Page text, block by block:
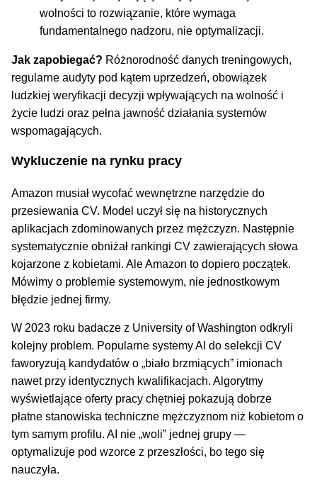
wolności to rozwiązanie, które wymaga
fundamentalnego nadzoru, nie optymalizacji.
Jak zapobiegać? Różnorodność danych treningowych,
regularne audyty pod kątem uprzedzeń, obowiązek
ludzkiej weryfikacji decyzji wpływających na wolność i
życie ludzi oraz pełna jawność działania systemów
wspomagających.
Wykluczenie na rynku pracy
Amazon musiał wycofać wewnętrzne narzędzie do
przesiewania CV. Model uczył się na historycznych
aplikacjach zdominowanych przez mężczyzn. Następnie
systematycznie obniżał rankingi CV zawierających słowa
kojarzone z kobietami. Ale Amazon to dopiero początek.
Mówimy o problemie systemowym, nie jednostkowym
błędzie jednej firmy.
W 2023 roku badacze z University of Washington odkryli
kolejny problem. Popularne systemy AI do selekcji CV
faworyzują kandydatów o „biało brzmiących” imionach
nawet przy identycznych kwalifikacjach. Algorytmy
wyświetlające oferty pracy chętniej pokazują dobrze
płatne stanowiska techniczne mężczyznom niż kobietom o
tym samym profilu. AI nie „woli” jednej grupy —
optymalizuje pod wzorce z przeszłości, bo tego się
nauczyła.